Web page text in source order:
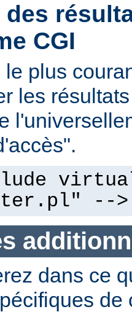
CGI
le plus
les
-->
dans ce
de